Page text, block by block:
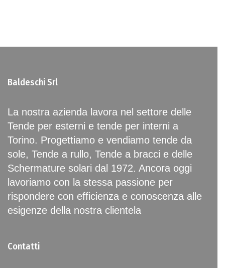
Baldeschi Srl
La nostra azienda lavora nel settore delle
Tende per esterni e tende per interni a
Torino. Progettiamo e vendiamo tende da
sole, Tende a rullo, Tende a bracci e delle
Schermature solari dal 1972. Ancora oggi
lavoriamo con la stessa passione per
rispondere con efficienza e conoscenza alle
esigenze della nostra clientela
Contatti